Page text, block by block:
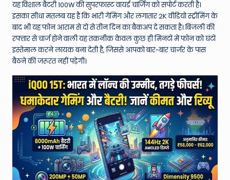
rl
d
यह विशाल बैटरी 100W की सुपरफास्ट वायर्ड चार्जिंग को सपोर्ट करती है।
इसका सीधा मतलब यह है कि भारी गेमिंग और लगातार 2K वीडियो स्ट्रीमिंग के
बाद भी यह फोन आराम से दो से तीन दिन का बैकअप दे सकता है। बिजली की
रफ्तार से चार्ज होने वाली यह तकनीक केवल कुछ ही मिनटों में फोन को घंटों
इस्तेमाल करने लायक बना देती है, जिससे आपको बार-बार चार्जर के पास
बैठने की जरूरत नहीं पड़ेगी।